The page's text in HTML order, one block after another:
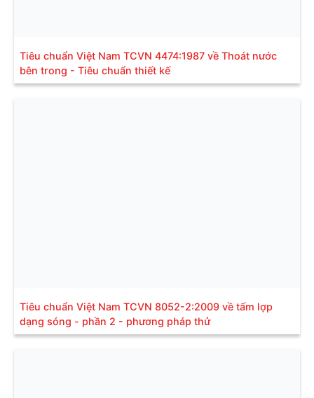
Tiêu chuẩn Việt Nam TCVN 4474:1987 về Thoát nước
bên trong - Tiêu chuẩn thiết kế
Tiêu chuẩn Việt Nam TCVN 8052-2:2009 về tấm lợp
dạng sóng - phần 2 - phương pháp thử